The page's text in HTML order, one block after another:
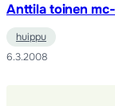
Anttila toinen
huippu
6.3.2008